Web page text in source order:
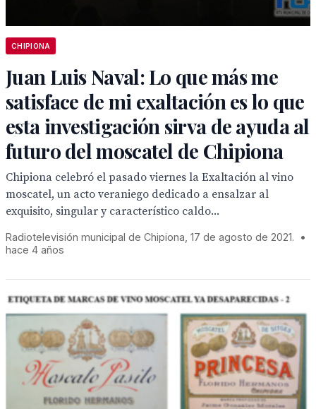
CHIPIONA
Juan Luis Naval: Lo que más me
satisface de mi exaltación es lo que
esta investigación sirva de ayuda al
futuro del moscatel de Chipiona
Chipiona celebró el pasado viernes la Exaltación al vino
moscatel, un acto veraniego dedicado a ensalzar al
exquisito, singular y característico caldo...
Radiotelevisión municipal de Chipiona, 17 de agosto de 2021.
•
hace 4 años